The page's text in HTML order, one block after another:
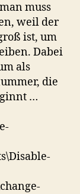
muss
weil der
ist, um
Dabei
als
die
…